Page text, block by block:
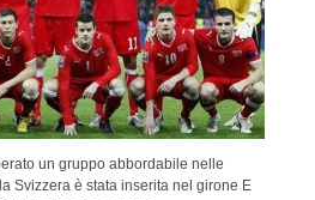
un gruppo abbordabile nelle
Svizzera è stata inserita nel girone E